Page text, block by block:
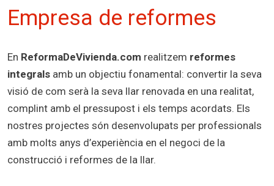
Empresa de reformes
En ReformaDeVivienda.com realitzem reformes
integrals amb un objectiu fonamental: convertir la seva
visió de com serà la seva llar renovada en una realitat,
complint amb el pressupost i els temps acordats. Els
nostres projectes són desenvolupats per professionals
amb molts anys d’experiència en el negoci de la
construcció i reformes de la llar.